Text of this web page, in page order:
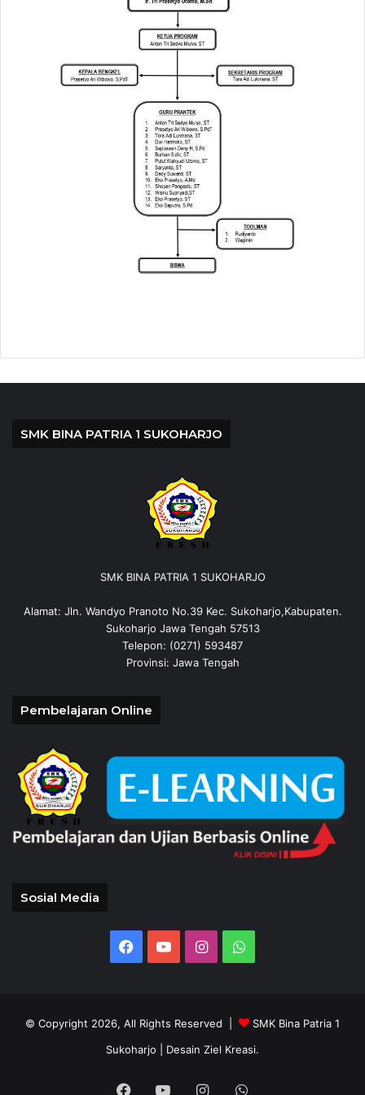
SMK BINA PATRIA 1 SUKOHARJO
SMK BINA PATRIA 1 SUKOHARJO
Alamat: Jln. Wandyo Pranoto No.39 Kec. Sukoharjo,Kabupaten.
Sukoharjo Jawa Tengah 57513
Telepon: (0271) 593487
Provinsi: Jawa Tengah
Pembelajaran Online
Sosial Media
Facebook
YouTubeInstagramWhatsApp
© Copyright 2026, All Rights Reserved |
SMK Bina Patria 1
Sukoharjo | Desain Ziel Kreasi.
Facebook
YouTubeInstagramWhatsApp